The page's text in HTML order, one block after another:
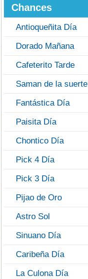
Chances
Antioqueñita Día
Dorado Mañana
Cafeterito Tarde
Saman de la suerte
Fantástica Día
Paisita Día
Chontico Día
Pick 4 Día
Pick 3 Día
Pijao de Oro
Astro Sol
Sinuano Día
Caribeña Día
La Culona Día